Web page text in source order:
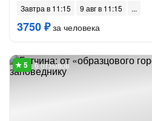
Завтра в 11:15 9 авг в 11:15
3750 ₽за человека
6 отзывов